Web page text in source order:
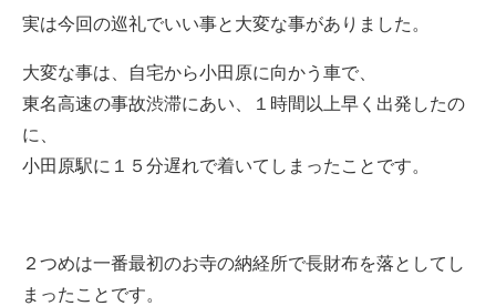
実は今回の巡礼でいい事と大変な事がありました。
大変な事は、自宅から小田原に向かう車で、
東名高速の事故渋滞にあい、１時間以上早く出発したの
に、
小田原駅に１５分遅れで着いてしまったことです。
２つめは一番最初のお寺の納経所で長財布を落としてし
まったことです。